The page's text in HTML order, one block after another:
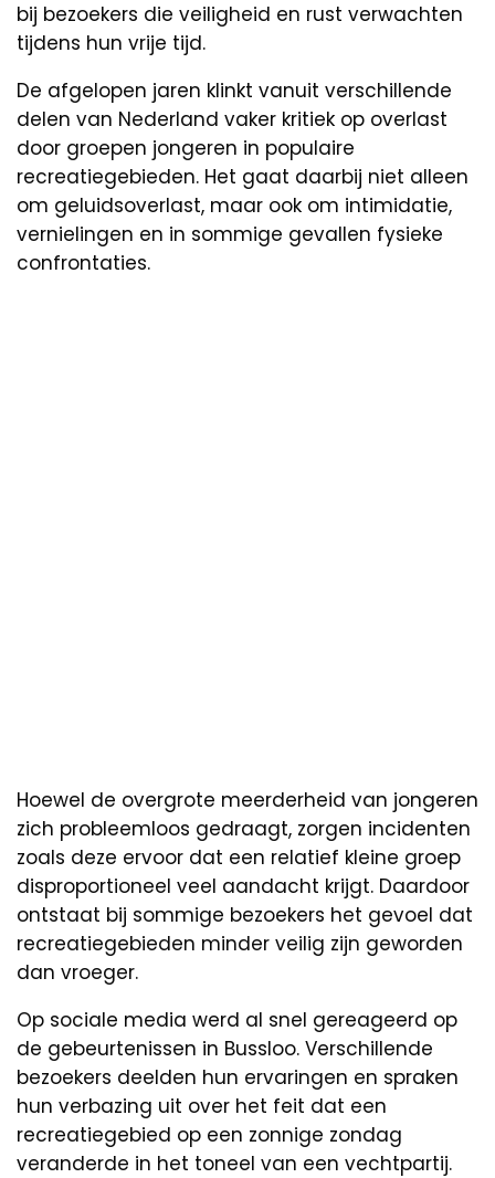
bij bezoekers die veiligheid en rust verwachten
tijdens hun vrije tijd.
De afgelopen jaren klinkt vanuit verschillende
delen van Nederland vaker kritiek op overlast
door groepen jongeren in populaire
recreatiegebieden. Het gaat daarbij niet alleen
om geluidsoverlast, maar ook om intimidatie,
vernielingen en in sommige gevallen fysieke
confrontaties.
Hoewel de overgrote meerderheid van jongeren
zich probleemloos gedraagt, zorgen incidenten
zoals deze ervoor dat een relatief kleine groep
disproportioneel veel aandacht krijgt. Daardoor
ontstaat bij sommige bezoekers het gevoel dat
recreatiegebieden minder veilig zijn geworden
dan vroeger.
Op sociale media werd al snel gereageerd op
de gebeurtenissen in Bussloo. Verschillende
bezoekers deelden hun ervaringen en spraken
hun verbazing uit over het feit dat een
recreatiegebied op een zonnige zondag
veranderde in het toneel van een vechtpartij.